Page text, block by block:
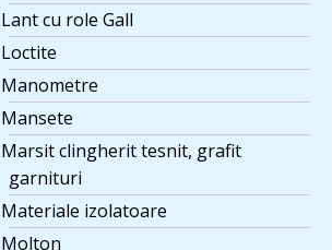
Lant cu role Gall
Loctite
Manometre
Mansete
Marsit clingherit tesnit, grafit
garnituri
Materiale izolatoare
Molton